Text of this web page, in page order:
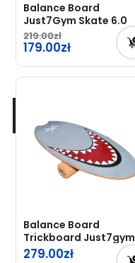
Balance Board
Just7Gym Skate 6.0
219.00
Pierwotna
cena
wynosiła:
179.00
Aktualna
cena
Balance Board
Trickboard Just7gym
Shark
279.00